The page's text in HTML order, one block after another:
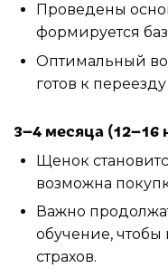
Проведены
формируется
Оптимальный
готов к
3–4 месяца (12–16
Щенок
возможна
Важно
обучение, чтобы
страхов.